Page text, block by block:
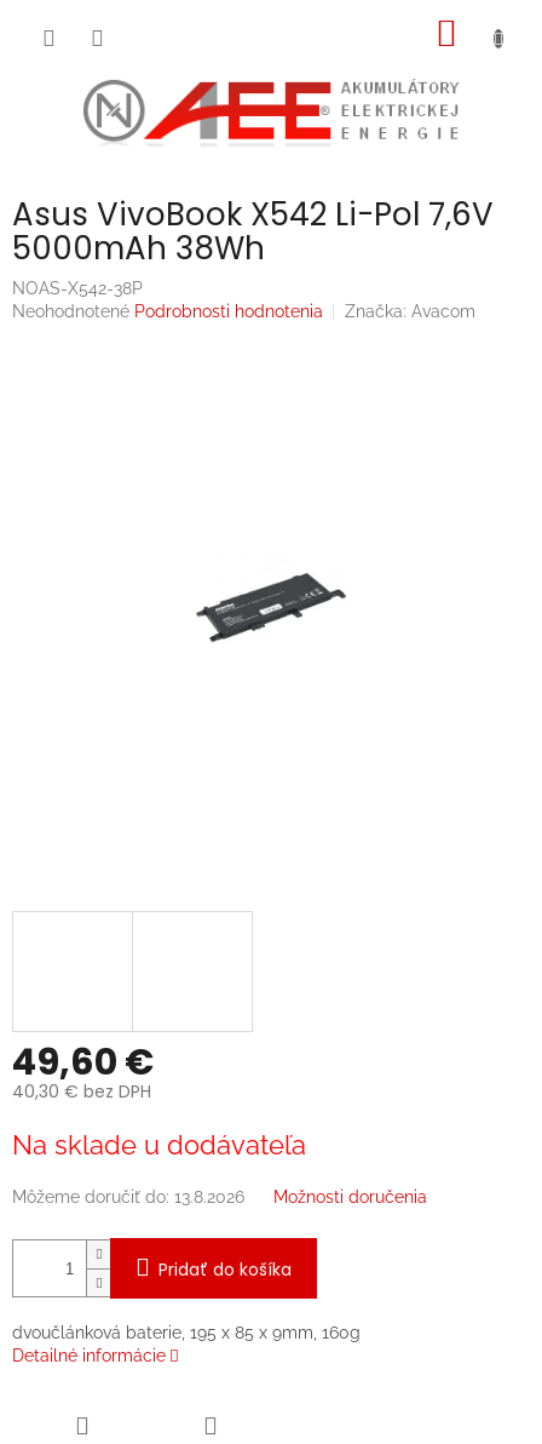
Asus VivoBook X542 Li-Pol 7,6V
5000mAh 38Wh
NOAS-X542-38P
Priemerné
Neohodnotené Podrobnosti hodnotenia Značka: Avacom
49,60 €
40,30 € bez DPH
cena:
Na sklade u dodávateľa
Môžeme doručiť do: 13.8.2026 Možnosti doručenia
Pridať do košíka
dvoučlánková baterie, 195 x 85 x 9mm, 160g
Detailné informácie